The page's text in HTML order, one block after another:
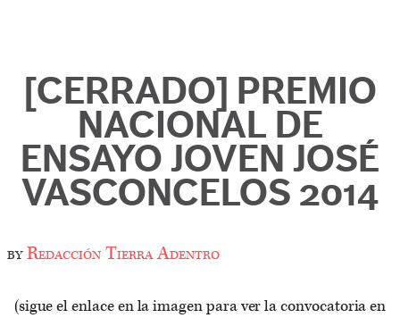
[CERRADO] PREMIO
NACIONAL DE
ENSAYO JOVEN JOSÉ
VASCONCELOS 2014
byRedacción Tierra Adentro
(sigue el enlace en la imagen para ver la convocatoria en